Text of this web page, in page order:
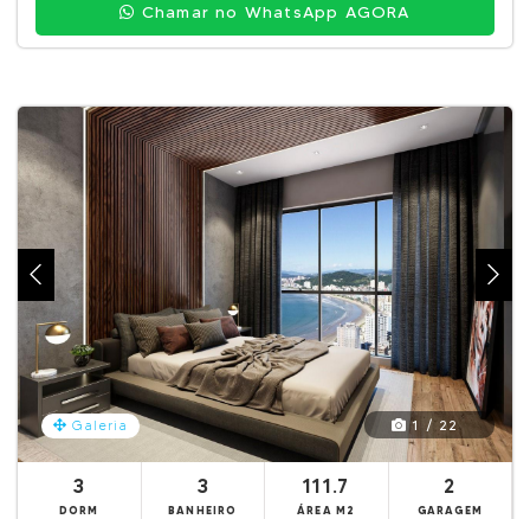
Chamar no WhatsApp AGORA
Galeria 1 / 22
3
DORM
3
BANHEIRO
111.7
ÁREA M2
2
GARAGEM